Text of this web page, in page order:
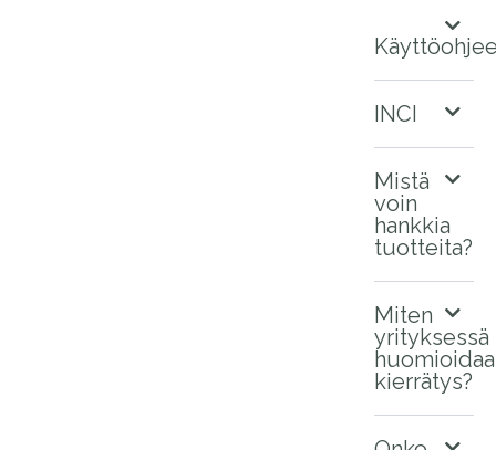
INCI
Mistä
voin
hankkia
tuotteita?
Miten
yrityksessä
kierrätys?